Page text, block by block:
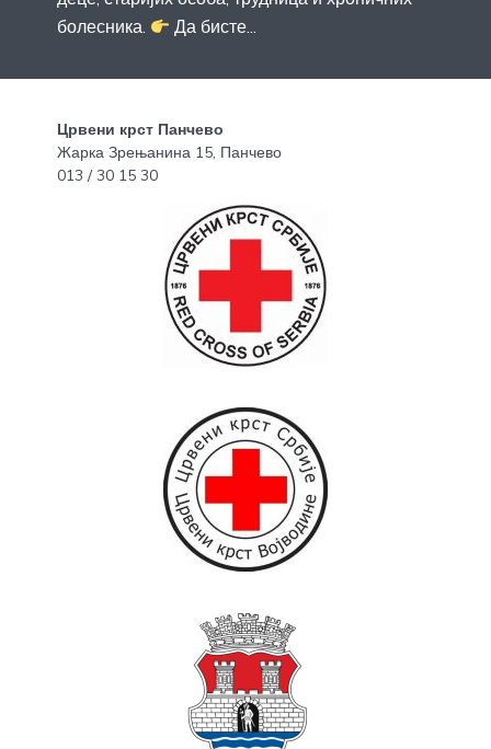
болесника.
Да бисте...
Црвени крст Панчево
Жарка Зрењанина 15, Панчево
013 / 30 15 30